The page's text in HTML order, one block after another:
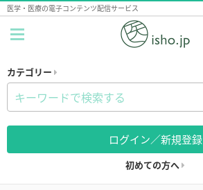
医学・医療の電子コンテンツ配信サービス
カテゴリー
ログイン／新規登録
初めての方へ